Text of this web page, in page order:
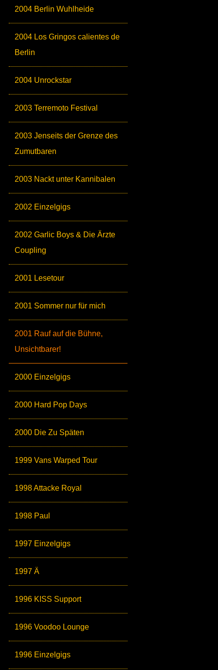
2004 Berlin Wuhlheide
2004 Los Gringos calientes de
Berlin
2004 Unrockstar
2003 Terremoto Festival
2003 Jenseits der Grenze des
Zumutbaren
2003 Nackt unter Kannibalen
2002 Einzelgigs
2002 Garlic Boys & Die Ärzte
Coupling
2001 Lesetour
2001 Sommer nur für mich
2001 Rauf auf die Bühne,
Unsichtbarer!
2000 Einzelgigs
2000 Hard Pop Days
2000 Die Zu Späten
1999 Vans Warped Tour
1998 Attacke Royal
1998 Paul
1997 Einzelgigs
1997 Ä
1996 KISS Support
1996 Voodoo Lounge
1996 Einzelgigs